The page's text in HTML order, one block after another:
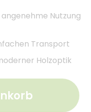
Nutzung
Transport
Holzoptik